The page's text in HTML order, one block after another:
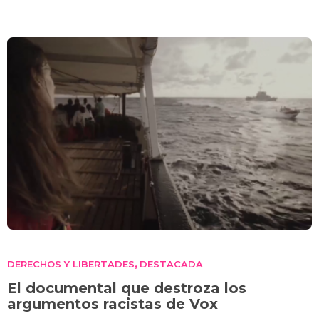
DERECHOS Y LIBERTADES, DESTACADA
El documental que destroza los
argumentos racistas de Vox